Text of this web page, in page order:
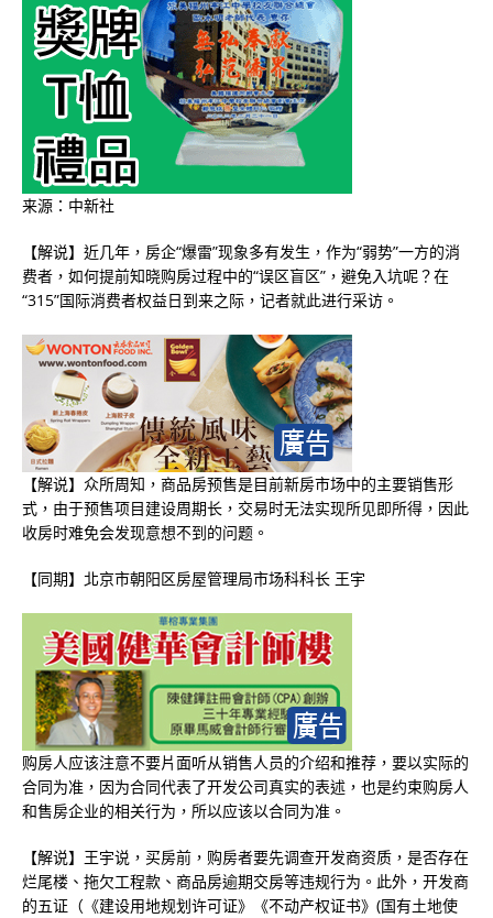
来源：中新社
【解说】近几年，房企“爆雷”现象多有发生，作为“弱势”一方的消
费者，如何提前知晓购房过程中的“误区盲区”，避免入坑呢？在
“315”国际消费者权益日到来之际，记者就此进行采访。
【解说】众所周知，商品房预售是目前新房市场中的主要销售形
式，由于预售项目建设周期长，交易时无法实现所见即所得，因此
收房时难免会发现意想不到的问题。
【同期】北京市朝阳区房屋管理局市场科科长 王宇
购房人应该注意不要片面听从销售人员的介绍和推荐，要以实际的
合同为准，因为合同代表了开发公司真实的表述，也是约束购房人
和售房企业的相关行为，所以应该以合同为准。
【解说】王宇说，买房前，购房者要先调查开发商资质，是否存在
烂尾楼、拖欠工程款、商品房逾期交房等违规行为。此外，开发商
的五证（《建设用地规划许可证》《不动产权证书》(国有土地使